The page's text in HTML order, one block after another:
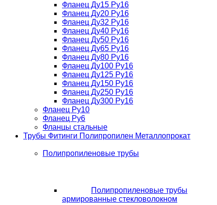
Фланец Ду15 Ру16
Фланец Ду20 Ру16
Фланец Ду32 Ру16
Фланец Ду40 Ру16
Фланец Ду50 Ру16
Фланец Ду65 Ру16
Фланец Ду80 Ру16
Фланец Ду100 Ру16
Фланец Ду125 Ру16
Фланец Ду150 Ру16
Фланец Ду250 Ру16
Фланец Ду300 Ру16
Фланец Ру10
Фланец Ру6
Фланцы стальные
Трубы Фитинги Полипропилен Металлопрокат
Полипропиленовые трубы
Полипропиленовые трубы
армированные стекловолокном